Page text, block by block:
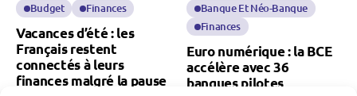
Budget Finances
Vacances d’été : les
Français restent
connectés à leurs
finances malgré la pause
Banque Et Néo-Banque
Finances
Euro numérique : la BCE
accélère avec 36
banques pilotes